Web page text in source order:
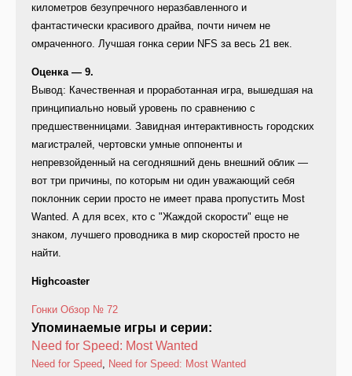
километров безупречного неразбавленного и
фантастически красивого драйва, почти ничем не
омраченного. Лучшая гонка серии NFS за весь 21 век.
Оценка — 9.
Вывод: Качественная и проработанная игра, вышедшая на
принципиально новый уровень по сравнению с
предшественницами. Завидная интерактивность городских
магистралей, чертовски умные оппоненты и
непревзойденный на сегодняшний день внешний облик —
вот три причины, по которым ни один уважающий себя
поклонник серии просто не имеет права пропустить Most
Wanted. А для всех, кто с "Жаждой скорости" еще не
знаком, лучшего проводника в мир скоростей просто не
найти.
Highcoaster
Гонки Обзор № 72
Упоминаемые игры и серии:
Need for Speed: Most Wanted
Need for Speed Need for Speed: Most Wanted